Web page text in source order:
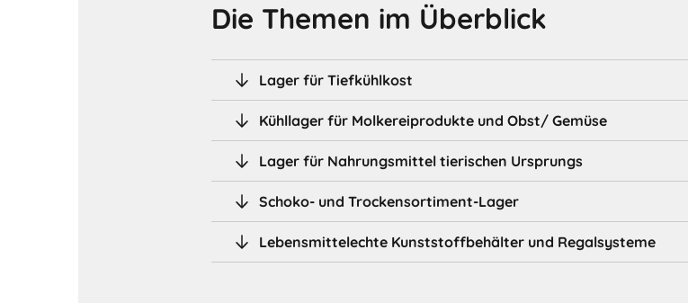
Die Themen im Überblick
Lager für Tiefkühlkost
Kühllager für Molkereiprodukte und Obst/ Gemüse
Lager für Nahrungsmittel tierischen Ursprungs
Schoko- und Trockensortiment-Lager
Lebensmittelechte Kunststoffbehälter und Regalsysteme